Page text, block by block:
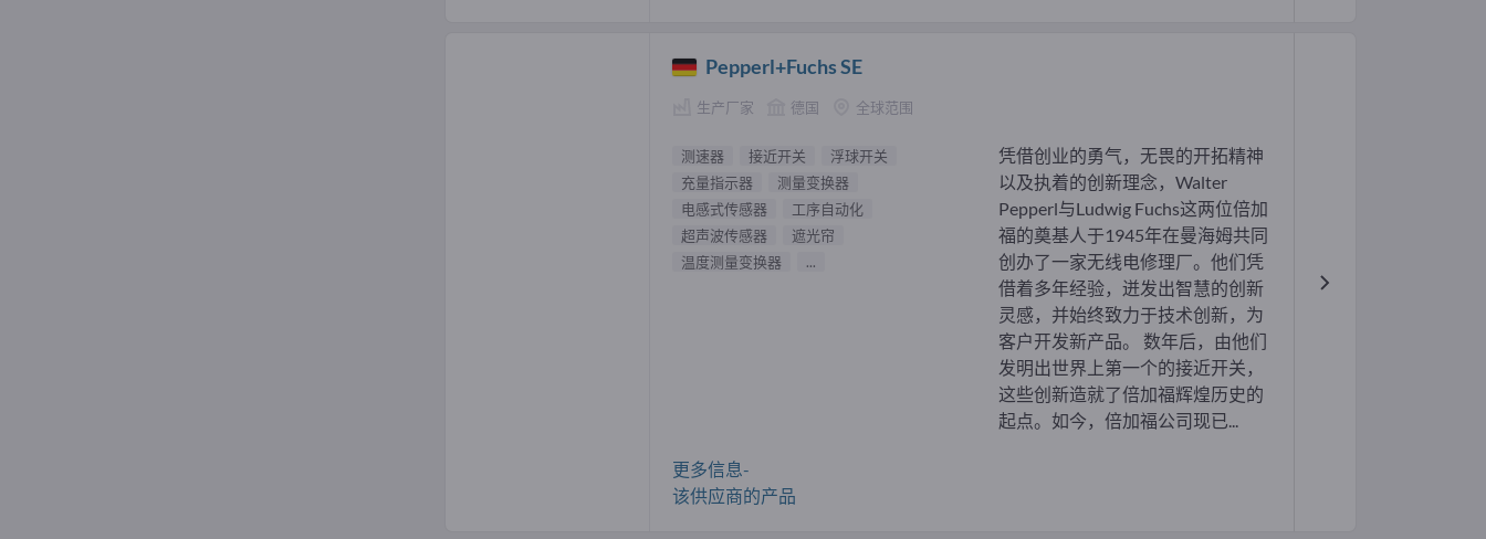
Pepperl+Fuchs SE
生产厂家 德国 全球范围
测速器 接近开关
浮球开关
充量指示器
测量变换器
电感式传感器
工序自动化
超声波传感器
遮光帘
温度测量变换器
...
凭借创业的勇气，无畏的开拓精神
以及执着的创新理念，Walter
Pepperl与Ludwig Fuchs这两位倍加
福的奠基人于1945年在曼海姆共同
创办了一家无线电修理厂。他们凭
借着多年经验，迸发出智慧的创新
灵感，并始终致力于技术创新，为
客户开发新产品。 数年后，由他们
发明出世界上第一个的接近开关，
这些创新造就了倍加福辉煌历史的
起点。如今，倍加福公司现已...
更多信息-
该供应商的产品